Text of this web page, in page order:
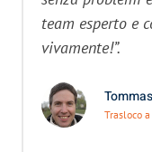
team esperto e
vivamente!”.
Trasloco